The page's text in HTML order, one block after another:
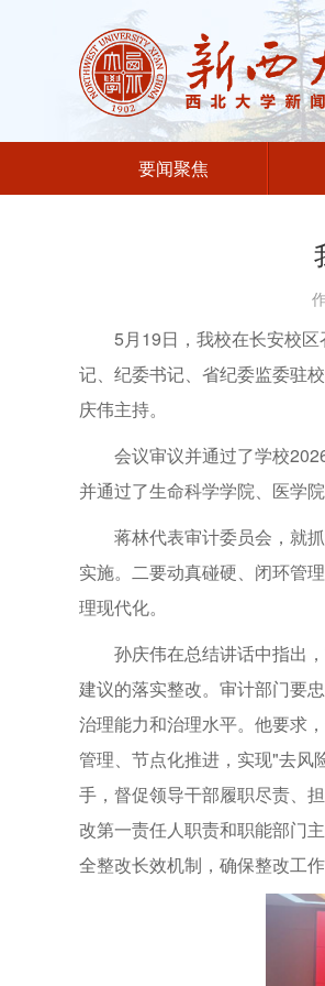
要闻聚焦
5月19日，我校在长安校
记、纪委书记、省纪委监委驻
庆伟主持。
会议审议并通过了学校
并通过了生命科学学院、医学
蒋林代表审计委员会，就
实施。二要动真碰硬、闭环管
理现代化。
孙庆伟在总结讲话中指出
建议的落实整改。审计部门要
治理能力和治理水平。他要求
管理、节点化推进，实现"去风
手，督促领导干部履职尽责、
改第一责任人职责和职能部门
全整改长效机制，确保整改工